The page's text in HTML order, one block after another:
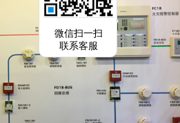
微信扫一扫
联系客服